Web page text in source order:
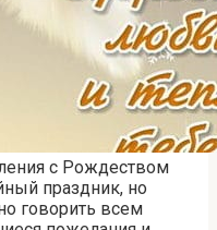
с Рождеством
праздник, но
говорить всем